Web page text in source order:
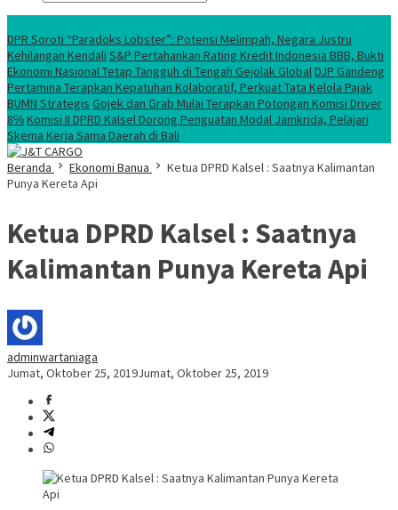
DPR Soroti “Paradoks Lobster”: Potensi Melimpah, Negara Justru
Kehilangan Kendali S&P Pertahankan Rating Kredit Indonesia BBB, Bukti
Ekonomi Nasional Tetap Tangguh di Tengah Gejolak GlobalDJP Gandeng
Pertamina Terapkan Kepatuhan Kolaboratif, Perkuat Tata Kelola Pajak
BUMN Strategis Gojek dan Grab Mulai Terapkan Potongan Komisi Driver
8℅Komisi II DPRD Kalsel Dorong Penguatan Modal Jamkrida, Pelajari
Skema Kerja Sama Daerah di Bali
Beranda
Ekonomi Banua
Ketua DPRD Kalsel : Saatnya Kalimantan
Punya Kereta Api
Ketua DPRD Kalsel : Saatnya
Kalimantan Punya Kereta Api
adminwartaniaga
Jumat, Oktober 25, 2019Jumat, Oktober 25, 2019